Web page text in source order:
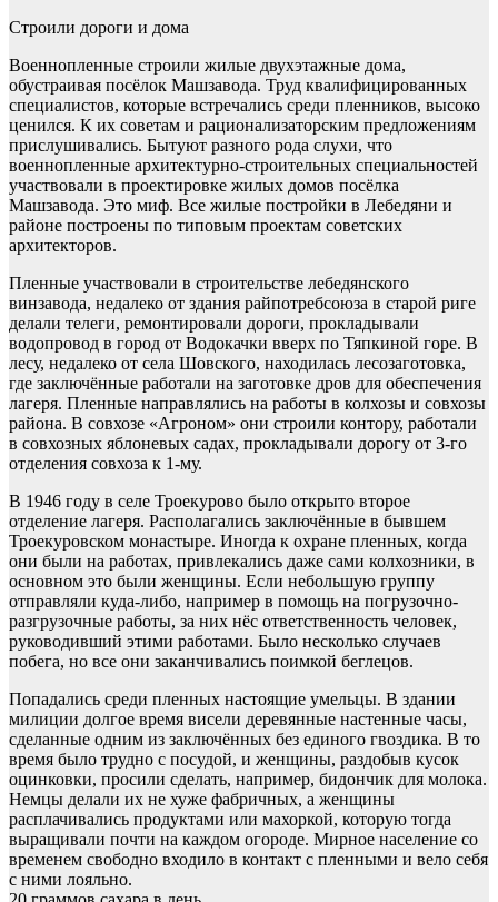
Строили дороги и дома
Военнопленные строили жилые двухэтажные дома,
обустраивая посёлок Машзавода. Труд квалифицированных
специалистов, которые встречались среди пленников, высоко
ценился. К их советам и рационализаторским предложениям
прислушивались. Бытуют разного рода слухи, что
военнопленные архитектурно-строительных специальностей
участвовали в проектировке жилых домов посёлка
Машзавода. Это миф. Все жилые постройки в Лебедяни и
районе построены по типовым проектам советских
архитекторов.
Пленные участвовали в строительстве лебедянского
винзавода, недалеко от здания райпотребсоюза в старой риге
делали телеги, ремонтировали дороги, прокладывали
водопровод в город от Водокачки вверх по Тяпкиной горе. В
лесу, недалеко от села Шовского, находилась лесозаготовка,
где заключённые работали на заготовке дров для обеспечения
лагеря. Пленные направлялись на работы в колхозы и совхозы
района. В совхозе «Агроном» они строили контору, работали
в совхозных яблоневых садах, прокладывали дорогу от 3-го
отделения совхоза к 1-му.
В 1946 году в селе Троекурово было открыто второе
отделение лагеря. Располагались заключённые в бывшем
Троекуровском монастыре. Иногда к охране пленных, когда
они были на работах, привлекались даже сами колхозники, в
основном это были женщины. Если небольшую группу
отправляли куда-либо, например в помощь на погру­зочно-
разгрузочные работы, за них нёс ответственность человек,
руководивший этими работами. Было несколько случаев
побега, но все они заканчивались поимкой беглецов.
Попадались среди пленных настоящие умельцы. В здании
милиции долгое время висели деревянные настенные часы,
сделанные одним из заключённых без единого гвоздика. В то
время было трудно с посудой, и женщины, раздобыв кусок
оцинковки, просили сделать, например, бидончик для молока.
Немцы делали их не хуже фабричных, а женщины
расплачивались продуктами или махоркой, которую тогда
выращивали почти на каждом огороде. Мирное население со
временем свободно входило в контакт с пленными и вело себя
с ними лояльно.